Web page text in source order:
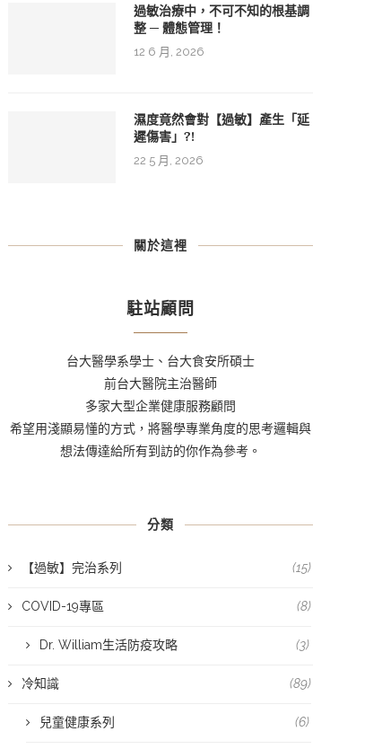
過敏治療中，不可不知的根基調
整 ─ 體態管理！
12 6 月, 2026
濕度竟然會對【過敏】產生「延
遲傷害」?!
22 5 月, 2026
關於這裡
駐站顧問
台大醫學系學士、台大食安所碩士
前台大醫院主治醫師
多家大型企業健康服務顧問
希望用淺顯易懂的方式，將醫學專業角度的思考邏輯與
想法傳達給所有到訪的你作為參考。
分類
【過敏】完治系列 (15)
COVID-19專區 (8)
Dr. William生活防疫攻略 (3)
冷知識 (89)
兒童健康系列 (6)